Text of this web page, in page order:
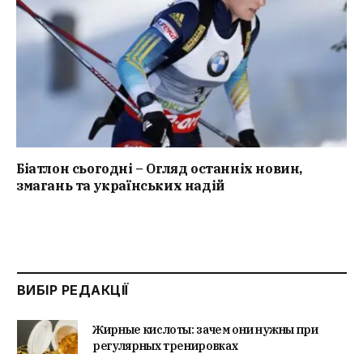
Біатлон сьогодні – Огляд останніх новин,
змагань та українських надій
ВИБІР РЕДАКЦІЇ
Жирные кислоты: зачем они нужны при
регулярных тренировках